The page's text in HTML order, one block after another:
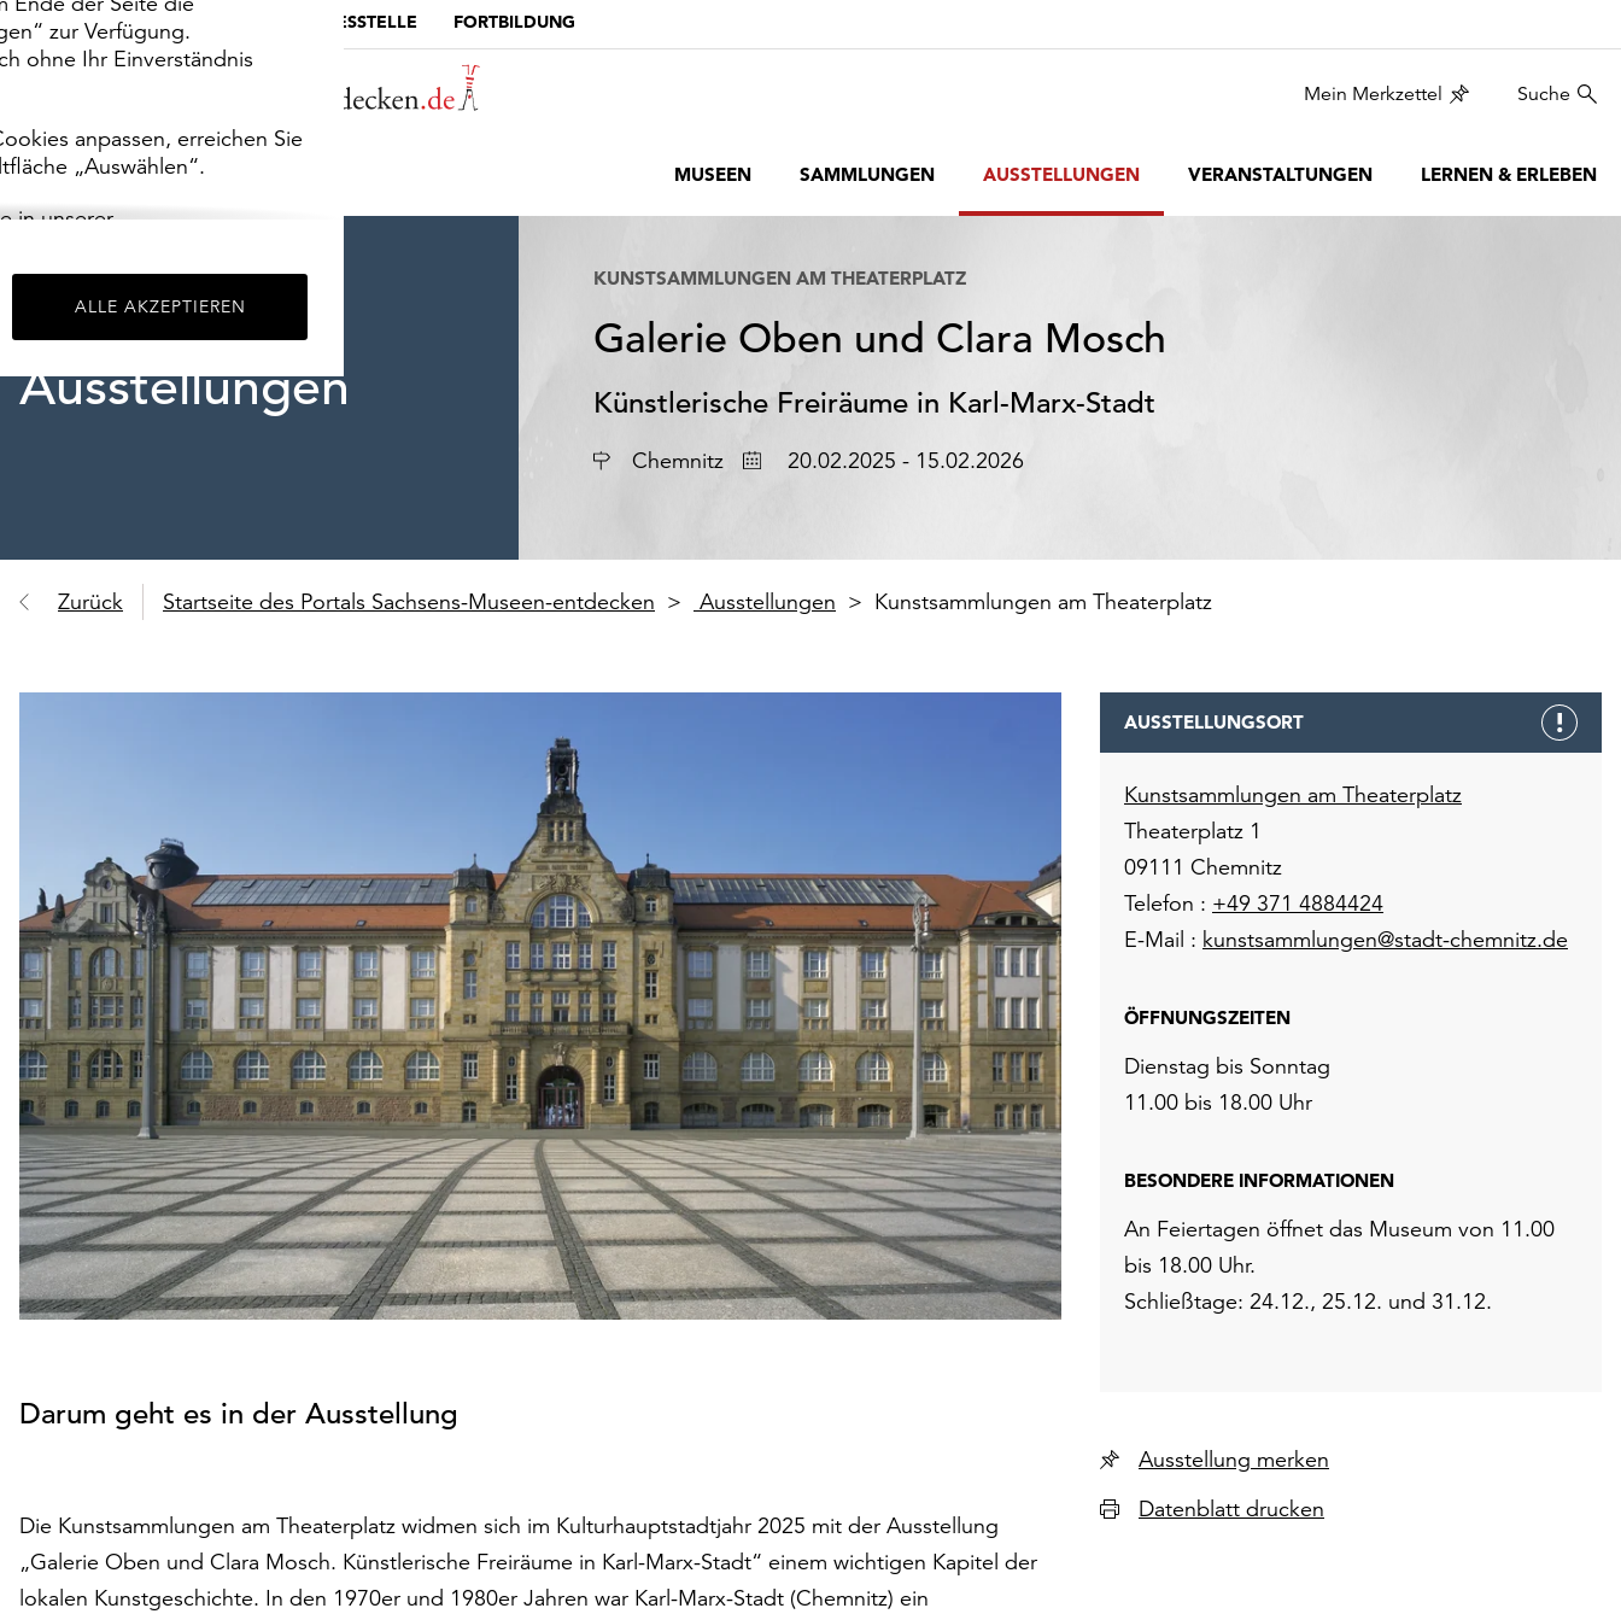
zur Verfügung.
ohne Ihr Einverständnis
anpassen, erreichen Sie
„Auswählen“.
in unserer
ALLE AKZEPTIEREN
MUSEUMSPORTAL DIE LANDESSTELLE FORTBILDUNG
Mein Merkzettel Suche
MUSEEN SAMMLUNGEN AUSSTELLUNGEN VERANSTALTUNGEN LERNEN & ERLEBEN
Ausstellungen
KUNSTSAMMLUNGEN AM THEATERPLATZ
Galerie Oben und Clara Mosch
Künstlerische Freiräume in Karl-Marx-Stadt
Ort Chemnitz Datum20.02.2025 - 15.02.2026
Zurück Startseite des Portals Sachsens-Museen-entdecken Ausstellungen Kunstsammlungen am Theaterplatz
Darum geht es in der Ausstellung
Die Kunstsammlungen am Theaterplatz widmen sich im Kulturhauptstadtjahr 2025 mit der Ausstellung
„Galerie Oben und Clara Mosch. Künstlerische Freiräume in Karl-Marx-Stadt“ einem wichtigen Kapitel der
lokalen Kunstgeschichte. In den 1970er und 1980er Jahren war Karl-Marx-Stadt (Chemnitz) ein
AUSSTELLUNGSORT
Kunstsammlungen am Theaterplatz
Theaterplatz 1
09111 Chemnitz
Telefon : +49 371 4884424
E-Mail : kunstsammlungen@stadt-chemnitz.de
ÖFFNUNGSZEITEN
Dienstag bis Sonntag
11.00 bis 18.00 Uhr
BESONDERE INFORMATIONEN
An Feiertagen öffnet das Museum von 11.00
bis 18.00 Uhr.
Schließtage: 24.12., 25.12. und 31.12.
Ausstellung merken
Datenblatt drucken